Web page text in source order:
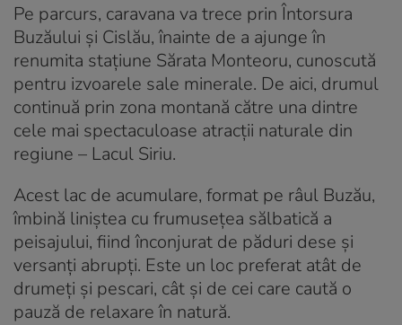
Pe parcurs, caravana va trece prin Întorsura
Buzăului și Cislău, înainte de a ajunge în
renumita stațiune Sărata Monteoru, cunoscută
pentru izvoarele sale minerale. De aici, drumul
continuă prin zona montană către una dintre
cele mai spectaculoase atracții naturale din
regiune – Lacul Siriu.
Acest lac de acumulare, format pe râul Buzău,
îmbină liniștea cu frumusețea sălbatică a
peisajului, fiind înconjurat de păduri dese și
versanți abrupți. Este un loc preferat atât de
drumeți și pescari, cât și de cei care caută o
pauză de relaxare în natură.